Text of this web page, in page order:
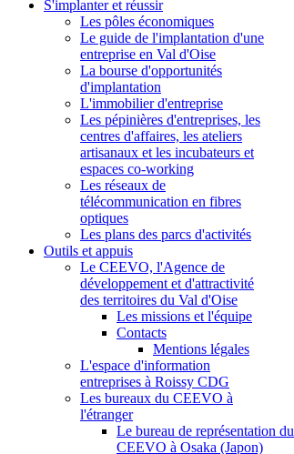
S'implanter et réussir
Les pôles économiques
Le guide de l'implantation d'une
entreprise en Val d'Oise
La bourse d'opportunités
d'implantation
L'immobilier d'entreprise
Les pépinières d'entreprises, les
centres d'affaires, les ateliers
artisanaux et les incubateurs et
espaces co-working
Les réseaux de
télécommunication en fibres
optiques
Les plans des parcs d'activités
Outils et appuis
Le CEEVO, l'Agence de
développement et d'attractivité
des territoires du Val d'Oise
Les missions et l'équipe
Contacts
Mentions légales
L'espace d'information
entreprises à Roissy CDG
Les bureaux du CEEVO à
l'étranger
Le bureau de représentation du
CEEVO à Osaka (Japon)